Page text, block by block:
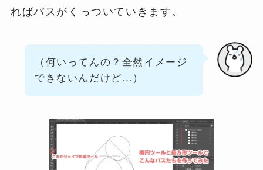
ればパスがくっついていきます。
（何いってんの？全然イメージ
できないんだけど…）